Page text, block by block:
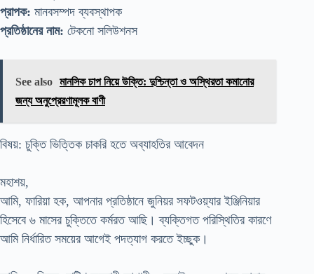
প্রাপক: মানবসম্পদ ব্যবস্থাপক
প্রতিষ্ঠানের নাম: টেকনো সলিউশনস
See also মানসিক চাপ নিয়ে উক্তি: দুশ্চিন্তা ও অস্থিরতা কমানোর
জন্য অনুপ্রেরণামূলক বাণী
বিষয়: চুক্তি ভিত্তিক চাকরি হতে অব্যাহতির আবেদন
মহাশয়,
আমি, ফারিয়া হক, আপনার প্রতিষ্ঠানে জুনিয়র সফটওয়্যার ইঞ্জিনিয়ার
হিসেবে ৬ মাসের চুক্তিতে কর্মরত আছি। ব্যক্তিগত পরিস্থিতির কারণে
আমি নির্ধারিত সময়ের আগেই পদত্যাগ করতে ইচ্ছুক।